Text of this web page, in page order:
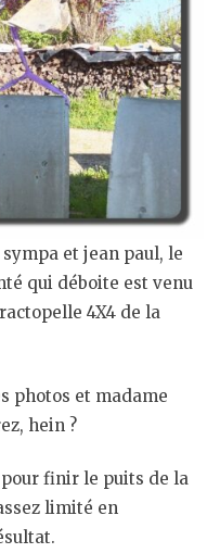
et jean paul, le
qui déboite est venu
4X4 de la
photos et madame
hein ?
finir le puits de la
limité en